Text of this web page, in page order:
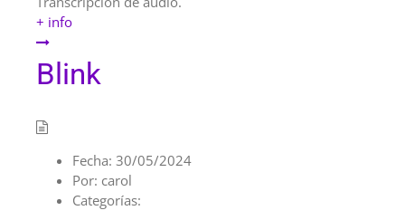
+ info
Blink
Fecha: 30/05/2024
Por: carol
Categorías: